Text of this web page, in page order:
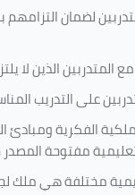
لضمان التزامهم
الذين لا
على التدريب
الفكرية
مفتوحة
مختلفة هي